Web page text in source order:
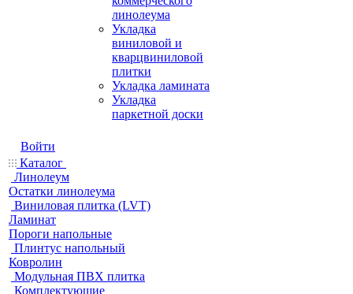
линолеума
Укладка
виниловой и
кварцвиниловой
плитки
Укладка ламината
Укладка
паркетной доски
Войти
Каталог
Линолеум
Остатки линолеума
Виниловая плитка (LVT)
Ламинат
Пороги напольные
Плинтус напольный
Ковролин
Модульная ПВХ плитка
Комплектующие